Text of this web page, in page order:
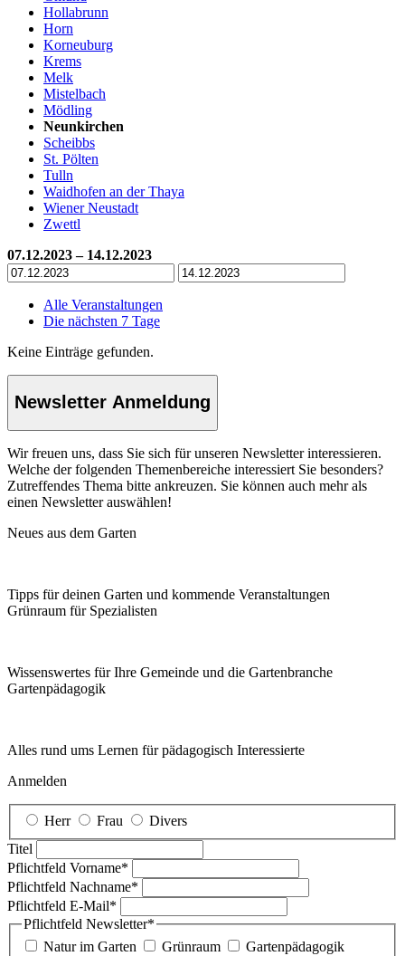
Hollabrunn
Horn
Korneuburg
Krems
Melk
Mistelbach
Mödling
Neunkirchen
Scheibbs
St. Pölten
Tulln
Waidhofen an der Thaya
Wiener Neustadt
Zwettl
07.12.2023 – 14.12.2023
Alle Veranstaltungen
Die nächsten 7 Tage
Keine Einträge gefunden.
Newsletter Anmeldung
Wir freuen uns, dass Sie sich für unseren Newsletter interessieren.
Welche der folgenden Themenbereiche interessiert Sie besonders?
Zutreffendes Thema bitte ankreuzen. Sie können auch mehr als
einen Newsletter auswählen!
Neues aus dem Garten
Tipps für deinen Garten und kommende Veranstaltungen
Grünraum für Spezialisten
Wissenswertes für Ihre Gemeinde und die Gartenbranche
Garten­pädagogik
Alles rund ums Lernen für pädagogisch Interessierte
Anmelden
Herr Frau
Divers
Titel
Pflichtfeld Vorname*
Pflichtfeld Nachname*
Pflichtfeld E-Mail*
Pflichtfeld Newsletter*
Natur im Garten
Grünraum
Gartenpädagogik